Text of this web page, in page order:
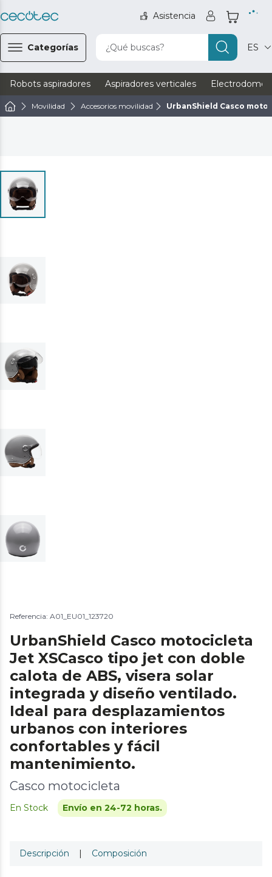
Asistencia
Categorías ¿Qué buscas? ES
Robots aspiradores Aspiradores verticales
Movilidad Accesorios movilidad UrbanShield Casco
Referencia: A01_EU01_123720
UrbanShield Casco motocicleta
Jet XSCasco tipo jet con doble
calota de ABS, visera solar
integrada y diseño ventilado.
Ideal para desplazamientos
urbanos con interiores
confortables y fácil
mantenimiento.
Casco motocicleta
En Stock Envío en 24-72 horas.
Descripción | Composición